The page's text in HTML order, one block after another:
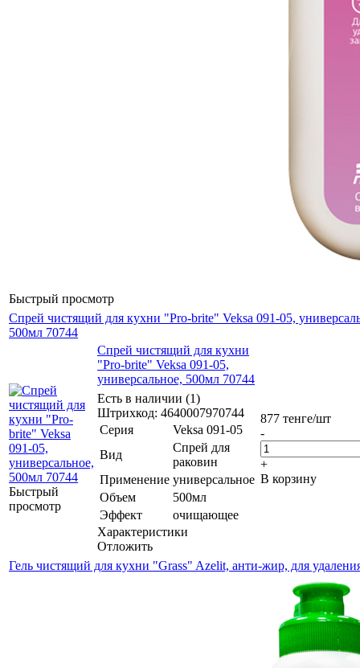
Быстрый просмотр
Спрей чистящий для кухни "Pro-brite" Veksa 091-05,
500мл 70744
Быстрый
просмотр
Спрей чистящий для кухни
"Pro-brite" Veksa 091-05,
универсальное, 500мл 70744
Есть в наличии (1)
Штрихкод: 4640007970744
Серия
Veksa 091-05
Вид
Спрей для
раковин
Применение универсальное
Объем
500мл
Эффект
очищающее
Характеристики
Отложить
877 тенге/шт
-
+
В корзину
Гель чистящий для кухни "Grass" Azelit, анти-жир, для